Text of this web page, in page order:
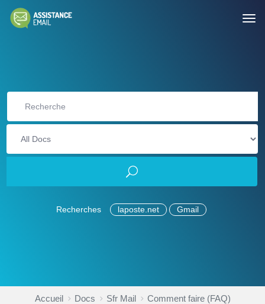
Recherches laposte.net Gmail
Accueil Docs Sfr Mail
Comment faire (FAQ)